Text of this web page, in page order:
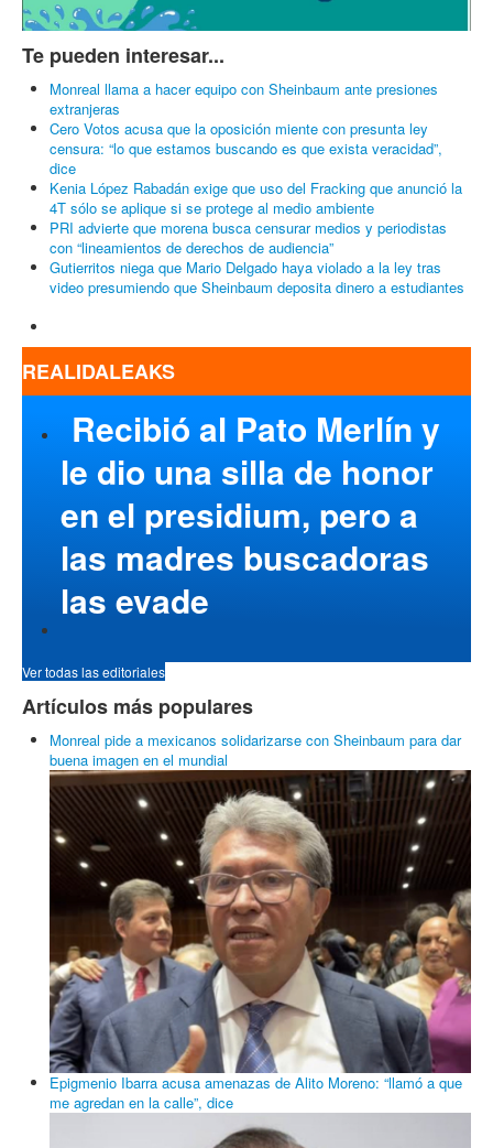
Te pueden interesar...
Monreal llama a hacer equipo con Sheinbaum ante presiones
extranjeras
Cero Votos acusa que la oposición miente con presunta ley
censura: “lo que estamos buscando es que exista veracidad”,
dice
Kenia López Rabadán exige que uso del Fracking que anunció la
4T sólo se aplique si se protege al medio ambiente
PRI advierte que morena busca censurar medios y periodistas
con “lineamientos de derechos de audiencia”
Gutierritos niega que Mario Delgado haya violado a la ley tras
video presumiendo que Sheinbaum deposita dinero a estudiantes
REALIDALEAKS
Recibió al Pato Merlín y
le dio una silla de honor
en el presidium, pero a
las madres buscadoras
las evade
Ver todas las editoriales
Artículos más populares
Monreal pide a mexicanos solidarizarse con Sheinbaum para dar
buena imagen en el mundial
Epigmenio Ibarra acusa amenazas de Alito Moreno: “llamó a que
me agredan en la calle”, dice